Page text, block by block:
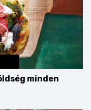
minden